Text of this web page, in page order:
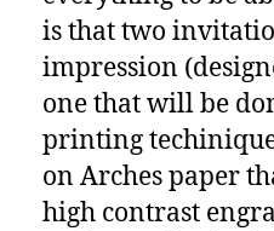
is that two
impression
one that will be
printing
on Arches paper
high contrast